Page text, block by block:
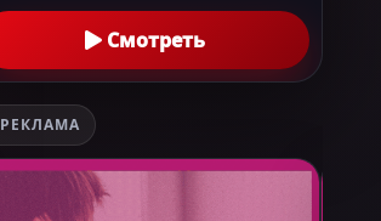
Смотреть
РЕКЛАМА